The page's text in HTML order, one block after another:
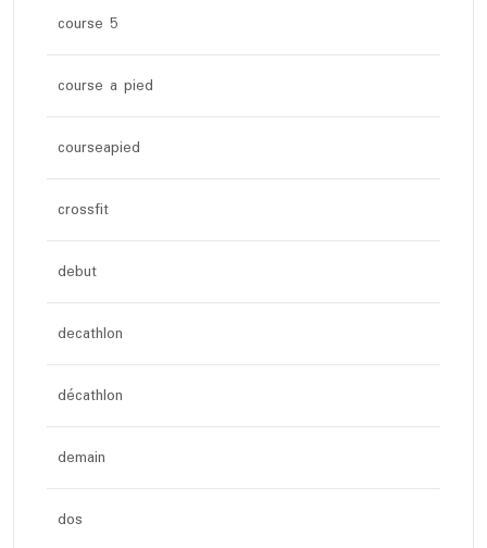
course 5
course a pied
courseapied
crossfit
debut
decathlon
décathlon
demain
dos